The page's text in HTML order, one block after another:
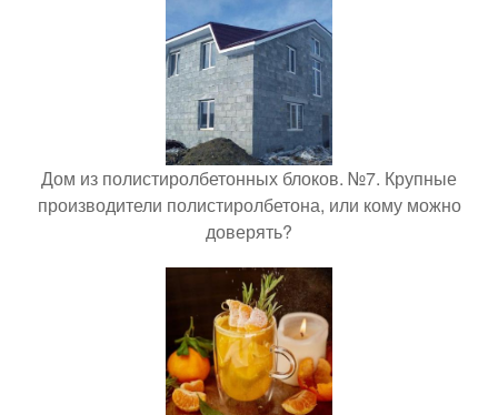
Дом из полистиролбетонных блоков. №7. Крупные
производители полистиролбетона, или кому можно
доверять?